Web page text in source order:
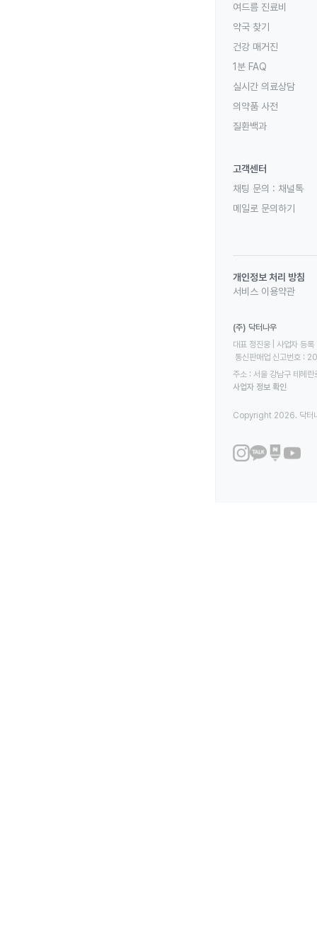
여드름 진료비
약국 찾기
건강 매거진
1분 FAQ
실시간 의료상담
의약품 사전
질환백과
고객센터
채팅 문의 : 채널톡
메일로 문의하기
개인정보 처리 방침
서비스 이용약관
(주) 닥터나우
대표 정진웅 | 사업자
통신판매업 신고번호
주소 : 서울 강남구 테헤
사업자 정보 확인
Copyright 2026. 닥터